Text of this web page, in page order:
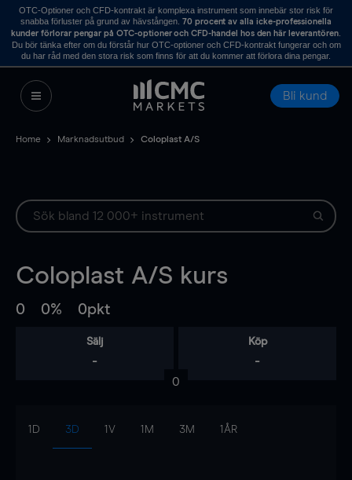
OTC-Optioner och CFD-kontrakt är komplexa instrument som innebär stor risk för
snabba förluster på grund av hävstången. 70 procent av alla icke-professionella
kunder förlorar pengar på OTC-optioner och CFD-handel hos den här leverantören.
Du bör tänka efter om du förstår hur OTC-optioner och CFD-kontrakt fungerar och om
du har råd med den stora risk som finns för att du kommer att förlora dina pengar.
Bli kund
Home Marknadsutbud Coloplast A/S
Coloplast A/S kurs
0 0% 0pkt
Sälj
-
Köp
-
0
1D 3D 1V 1M 3M 1ÅR